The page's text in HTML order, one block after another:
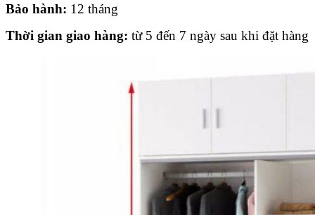
Bảo hành: 12 tháng
Thời gian giao hàng: từ 5 đến 7 ngày sau khi đặt hàng